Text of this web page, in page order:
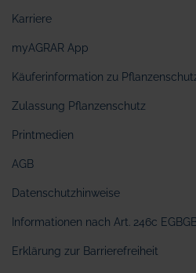
Karriere
myAGRAR App
Käuferinformation zu
Zulassung Pflanzenschutz
Printmedien
AGB
Datenschutzhinweise
Informationen nach Art. 246c
Erklärung zur Barrierefreiheit